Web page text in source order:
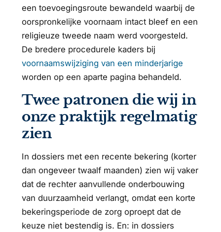
een toevoegingsroute bewandeld waarbij de
oorspronkelijke voornaam intact bleef en een
religieuze tweede naam werd voorgesteld.
De bredere procedurele kaders bij
voornaamswijziging van een minderjarige
worden op een aparte pagina behandeld.
Twee patronen die wij in
onze praktijk regelmatig
zien
In dossiers met een recente bekering (korter
dan ongeveer twaalf maanden) zien wij vaker
dat de rechter aanvullende onderbouwing
van duurzaamheid verlangt, omdat een korte
bekeringsperiode de zorg oproept dat de
keuze niet bestendig is. En: in dossiers